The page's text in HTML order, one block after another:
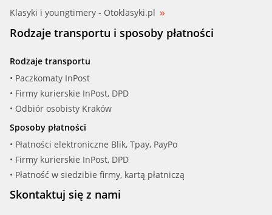
Klasyki i youngtimery - Otoklasyki.pl
Rodzaje transportu i sposoby płatności
Rodzaje transportu
• Paczkomaty InPost
• Firmy kurierskie InPost, DPD
• Odbiór osobisty Kraków
Sposoby płatności
• Płatności elektroniczne Blik, Tpay, PayPo
• Firmy kurierskie InPost, DPD
• Płatność w siedzibie firmy, kartą płatniczą
Skontaktuj się z nami